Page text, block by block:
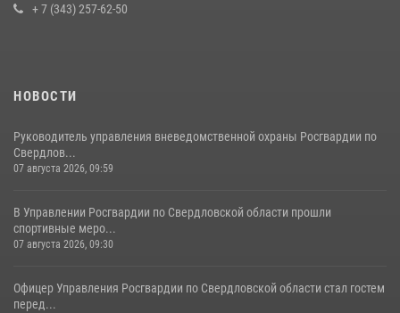
+ 7 (343) 257-62-50
НОВОСТИ
Руководитель управления вневедомственной охраны Росгвардии по
Свердлов...
07 августа 2026, 09:59
В Управлении Росгвардии по Свердловской области прошли
спортивные меро...
07 августа 2026, 09:30
Офицер Управления Росгвардии по Свердловской области стал гостем
перед...